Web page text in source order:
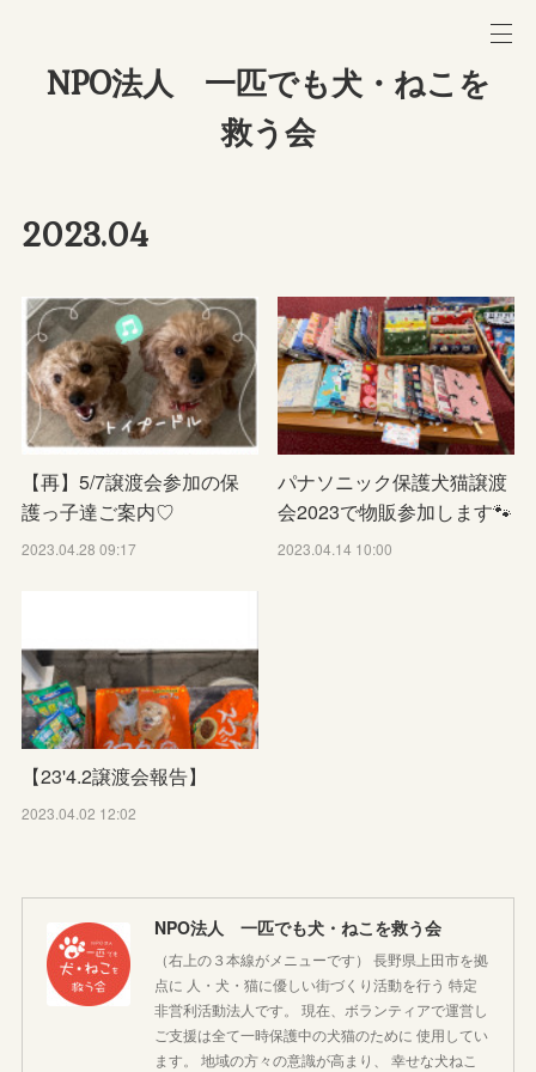
NPO法人 一匹でも犬・ねこを
救う会
2023.04
【再】5/7譲渡会参加の保
護っ子達ご案内♡
2023.04.28 09:17
パナソニック保護犬猫譲渡
会2023で物販参加します🐾
2023.04.14 10:00
【23'4.2譲渡会報告】
2023.04.02 12:02
NPO法人 一匹でも犬・ねこを救う会
（右上の３本線がメニューです） 長野県上田市を拠
点に 人・犬・猫に優しい街づくり活動を行う 特定
非営利活動法人です。 現在、ボランティアで運営し
ご支援は全て一時保護中の犬猫のために 使用してい
ます。 地域の方々の意識が高まり、 幸せな犬ねこ